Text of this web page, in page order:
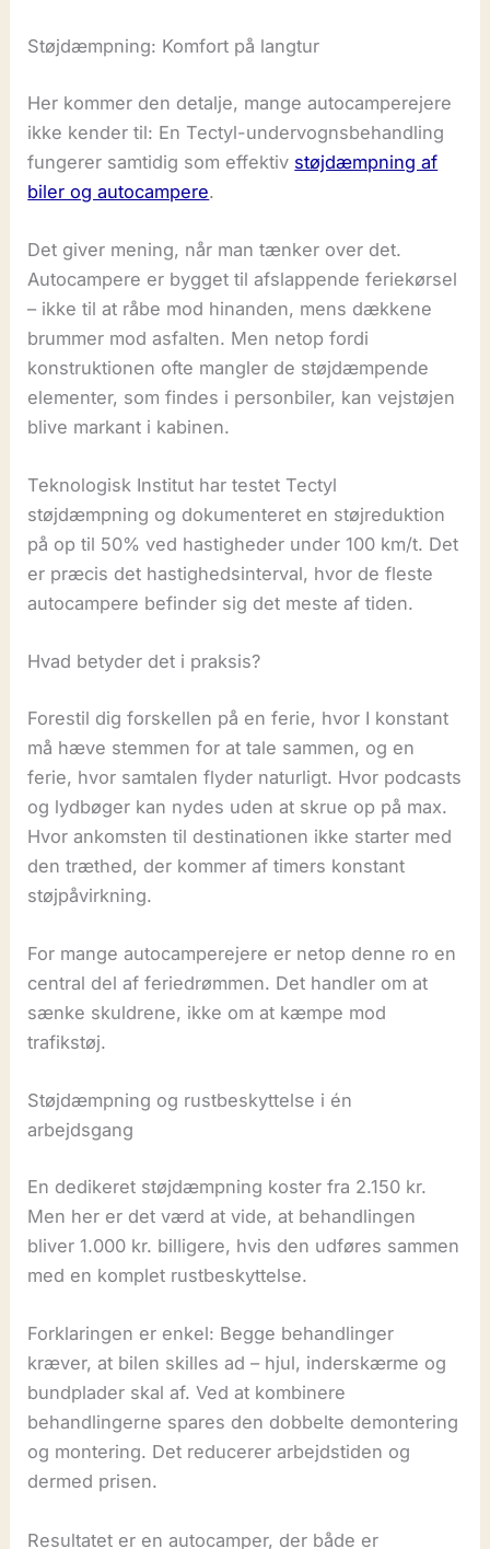
Støjdæmpning: Komfort på langtur
Her kommer den detalje, mange autocamperejere
ikke kender til: En Tectyl-undervognsbehandling
fungerer samtidig som effektiv støjdæmpning af
biler og autocampere.
Det giver mening, når man tænker over det.
Autocampere er bygget til afslappende feriekørsel
– ikke til at råbe mod hinanden, mens dækkene
brummer mod asfalten. Men netop fordi
konstruktionen ofte mangler de støjdæmpende
elementer, som findes i personbiler, kan vejstøjen
blive markant i kabinen.
Teknologisk Institut har testet Tectyl
støjdæmpning og dokumenteret en støjreduktion
på op til 50% ved hastigheder under 100 km/t. Det
er præcis det hastighedsinterval, hvor de fleste
autocampere befinder sig det meste af tiden.
Hvad betyder det i praksis?
Forestil dig forskellen på en ferie, hvor I konstant
må hæve stemmen for at tale sammen, og en
ferie, hvor samtalen flyder naturligt. Hvor podcasts
og lydbøger kan nydes uden at skrue op på max.
Hvor ankomsten til destinationen ikke starter med
den træthed, der kommer af timers konstant
støjpåvirkning.
For mange autocamperejere er netop denne ro en
central del af feriedrømmen. Det handler om at
sænke skuldrene, ikke om at kæmpe mod
trafikstøj.
Støjdæmpning og rustbeskyttelse i én
arbejdsgang
En dedikeret støjdæmpning koster fra 2.150 kr.
Men her er det værd at vide, at behandlingen
bliver 1.000 kr. billigere, hvis den udføres sammen
med en komplet rustbeskyttelse.
Forklaringen er enkel: Begge behandlinger
kræver, at bilen skilles ad – hjul, inderskærme og
bundplader skal af. Ved at kombinere
behandlingerne spares den dobbelte demontering
og montering. Det reducerer arbejdstiden og
dermed prisen.
Resultatet er en autocamper, der både er